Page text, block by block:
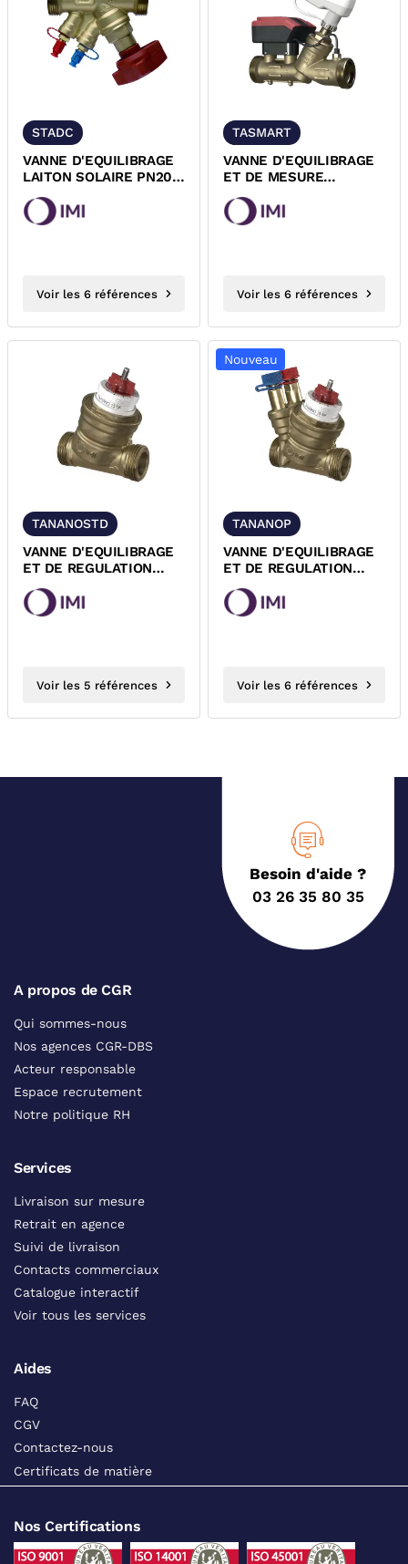
STADC
VANNE D'EQUILIBRAGE
LAITON SOLAIRE PN20
STAD-C IMI-TA
Voir les 6 références
TASMART
VANNE D'EQUILIBRAGE
ET DE MESURE
CONNECTEE LAITON
PN25 TA-SMART IMI
Voir les 6 références
TANANOSTD
VANNE D'EQUILIBRAGE
ET DE REGULATION
PN25 TA-NANO
STANDARD IMI
Voir les 5 références
Nouveau
TANANOP
VANNE D'EQUILIBRAGE
ET DE REGULATION
PN25 TA-NANO-PLUS
IMI
Voir les 6 références
Besoin d'aide ?
03 26 35 80 35
A propos de CGR
Qui sommes-nous
Nos agences CGR-DBS
Acteur responsable
Espace recrutement
Notre politique RH
Services
Livraison sur mesure
Retrait en agence
Suivi de livraison
Contacts commerciaux
Catalogue interactif
Voir tous les services
Aides
FAQ
CGV
Contactez-nous
Certificats de matière
Nos Certifications